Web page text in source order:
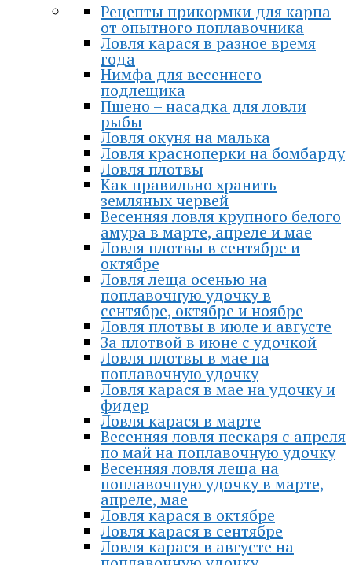
Рецепты прикормки для карпа
от опытного поплавочника
Ловля карася в разное время
года
Нимфа для весеннего
подлещика
Пшено – насадка для ловли
рыбы
Ловля окуня на малька
Ловля красноперки на бомбарду
Ловля плотвы
Как правильно хранить
земляных червей
Весенняя ловля крупного белого
амура в марте, апреле и мае
Ловля плотвы в сентябре и
октябре
Ловля леща осенью на
поплавочную удочку в
сентябре, октябре и ноябре
Ловля плотвы в июле и августе
За плотвой в июне с удочкой
Ловля плотвы в мае на
поплавочную удочку
Ловля карася в мае на удочку и
фидер
Ловля карася в марте
Весенняя ловля пескаря с апреля
по май на поплавочную удочку
Весенняя ловля леща на
поплавочную удочку в марте,
апреле, мае
Ловля карася в октябре
Ловля карася в сентябре
Ловля карася в августе на